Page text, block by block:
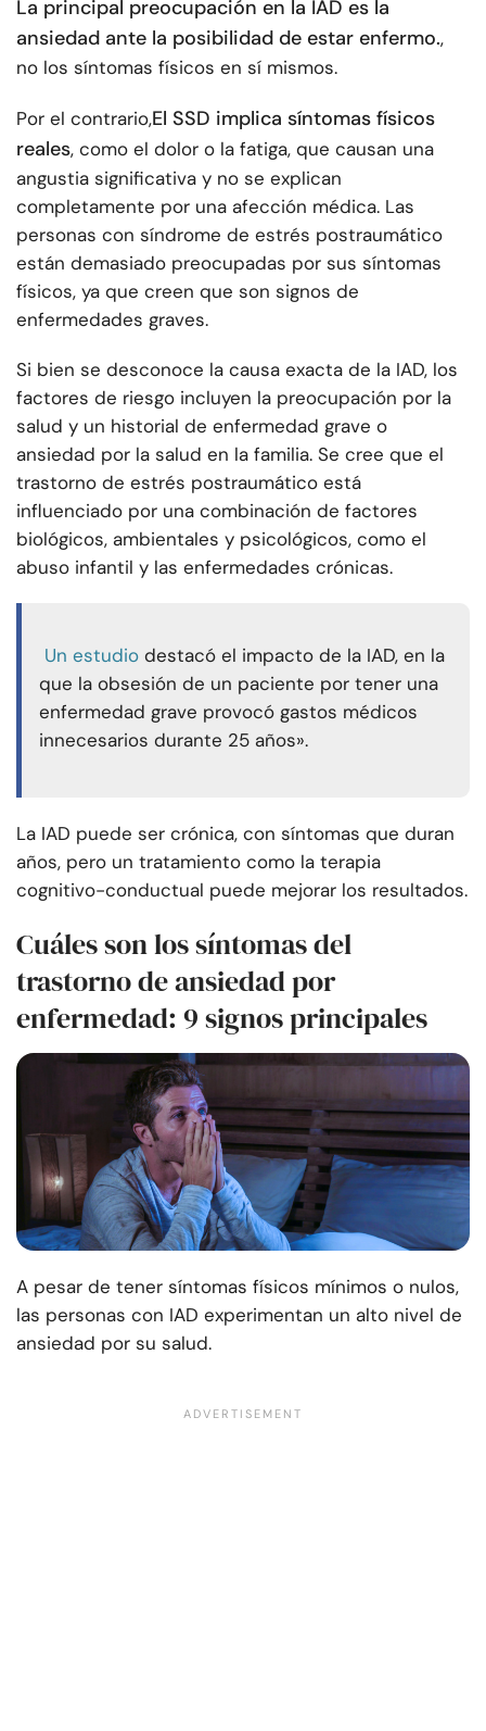
La principal preocupación en la IAD es la
ansiedad ante la posibilidad de estar enfermo.,
no los síntomas físicos en sí mismos.
Por el contrario,El SSD implica síntomas físicos
reales, como el dolor o la fatiga, que causan una
angustia significativa y no se explican
completamente por una afección médica. Las
personas con síndrome de estrés postraumático
están demasiado preocupadas por sus síntomas
físicos, ya que creen que son signos de
enfermedades graves.
Si bien se desconoce la causa exacta de la IAD, los
factores de riesgo incluyen la preocupación por la
salud y un historial de enfermedad grave o
ansiedad por la salud en la familia. Se cree que el
trastorno de estrés postraumático está
influenciado por una combinación de factores
biológicos, ambientales y psicológicos, como el
abuso infantil y las enfermedades crónicas.
Un estudio destacó el impacto de la IAD, en la
que la obsesión de un paciente por tener una
enfermedad grave provocó gastos médicos
innecesarios durante 25 años».
La IAD puede ser crónica, con síntomas que duran
años, pero un tratamiento como la terapia
cognitivo-conductual puede mejorar los resultados.
Cuáles son los síntomas del
trastorno de ansiedad por
enfermedad: 9 signos principales
A pesar de tener síntomas físicos mínimos o nulos,
las personas con IAD experimentan un alto nivel de
ansiedad por su salud.